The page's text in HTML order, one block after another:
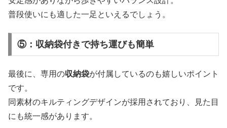
普段使いにも適した一足といえるでしょう。
⑤：収納袋付きで持ち運びも簡単
最後に、専用の収納袋が付属しているのも嬉しいポイント
です。
同素材のキルティングデザインが採用されており、見た目
にも統一感があります。